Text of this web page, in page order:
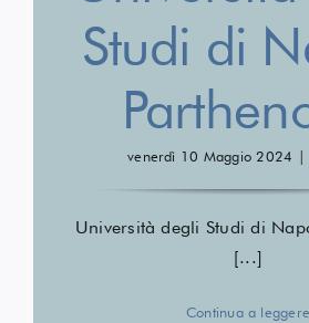
Studi di
venerdì 10 Maggio 2024 |
Università degli Studi di
[...]
Continua a leggere